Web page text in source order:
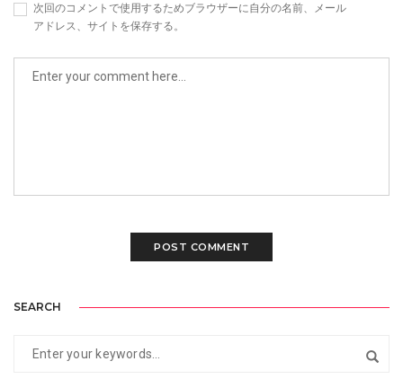
次回のコメントで使用するためブラウザーに自分の名前、メール
アドレス、サイトを保存する。
SEARCH